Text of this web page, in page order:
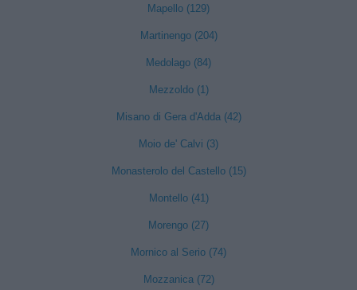
Mapello (129)
Martinengo (204)
Medolago (84)
Mezzoldo (1)
Misano di Gera d'Adda (42)
Moio de' Calvi (3)
Monasterolo del Castello (15)
Montello (41)
Morengo (27)
Mornico al Serio (74)
Mozzanica (72)